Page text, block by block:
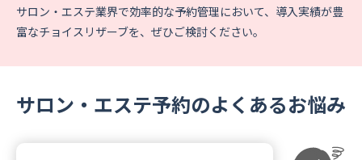
サロン・エステ業界で効率的な予約管理において、導入実績が豊
富なチョイスリザーブを、ぜひご検討ください。
サロン・エステ予約のよくあるお悩み